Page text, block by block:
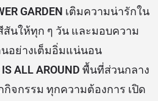
GARDEN เติมความน่ารักใน
นให้ทุก ๆ วัน และมอบความ
อย่างเต็มอิ่มแน่นอน
IS ALL AROUND พื้นที่ส่วนกลาง
จกรรม ทุกความต้องการ เปิด